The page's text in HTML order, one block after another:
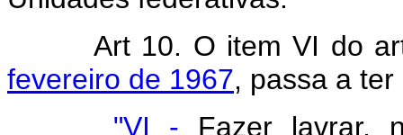
Art 10. O item VI do
fevereiro de 1967, passa a
"VI - Fazer lavrar,